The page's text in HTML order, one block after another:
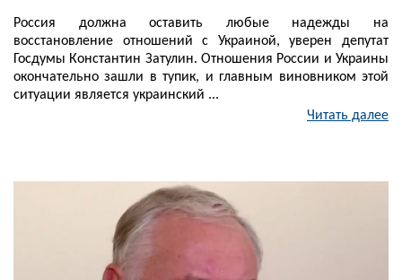
Россия должна оставить любые надежды на
восстановление отношений с Украиной, уверен депутат
Госдумы Константин Затулин. Отношения России и Украины
окончательно зашли в тупик, и главным виновником этой
ситуации является украинский ...
Читать далее